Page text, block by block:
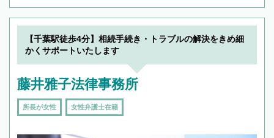
【千葉駅徒歩4分】相続手続き・トラブルの解決をきめ細
かくサポートいたします
藤井雅子法律事務所
所長が女性 女性弁護士在籍